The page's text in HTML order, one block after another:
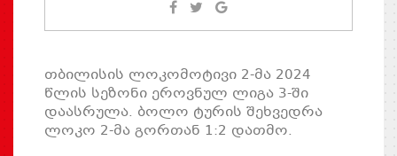
თბილისის ლოკომოტივი 2-მა 2024
წლის სეზონი ეროვნულ ლიგა 3-ში
დაასრულა. ბოლო ტურის შეხვედრა
ლოკო 2-მა გორთან 1:2 დათმო.